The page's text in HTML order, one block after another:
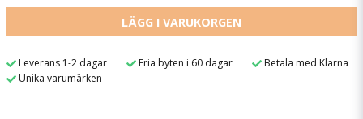
LÄGG I VARUKORGEN
Leverans 1-2 dagar Fria byten i 60 dagar
Betala med Klarna
Unika varumärken